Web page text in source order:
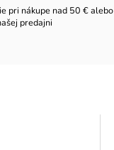
pri nákupe nad 50 € alebo
predajni